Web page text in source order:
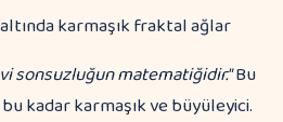
karmaşık fraktal ağlar
sonsuzluğun matematiğidir."Bu
kadar karmaşık ve büyüleyici.